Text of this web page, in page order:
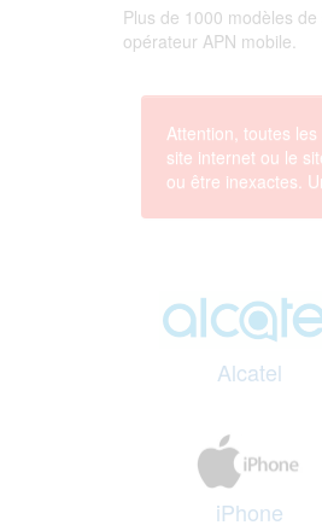
Plus de 1000 modèles
opérateur APN mobile.
Attention, toutes
site internet ou le
ou être inexactes.
Alcatel
iPhone